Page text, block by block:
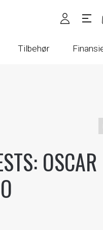
Tilbehør
OSCAR